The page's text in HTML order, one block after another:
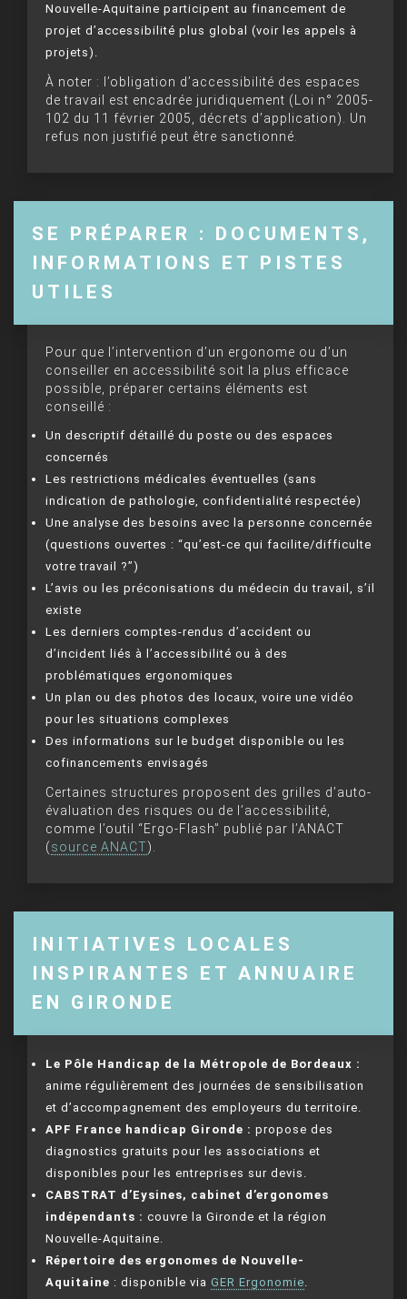
Nouvelle-Aquitaine participent au financement de
projet d’accessibilité plus global (voir les appels à
projets).
À noter : l’obligation d’accessibilité des espaces
de travail est encadrée juridiquement (Loi n° 2005-
102 du 11 février 2005, décrets d’application). Un
refus non justifié peut être sanctionné.
SE PRÉPARER : DOCUMENTS,
INFORMATIONS ET PISTES
UTILES
Pour que l’intervention d’un ergonome ou d’un
conseiller en accessibilité soit la plus efficace
possible, préparer certains éléments est
conseillé :
Un descriptif détaillé du poste ou des espaces
concernés
Les restrictions médicales éventuelles (sans
indication de pathologie, confidentialité respectée)
Une analyse des besoins avec la personne concernée
(questions ouvertes : “qu’est-ce qui facilite/difficulte
votre travail ?”)
L’avis ou les préconisations du médecin du travail, s’il
existe
Les derniers comptes-rendus d’accident ou
d’incident liés à l’accessibilité ou à des
problématiques ergonomiques
Un plan ou des photos des locaux, voire une vidéo
pour les situations complexes
Des informations sur le budget disponible ou les
cofinancements envisagés
Certaines structures proposent des grilles d’auto-
évaluation des risques ou de l’accessibilité,
comme l’outil “Ergo-Flash” publié par l’ANACT
(source ANACT).
INITIATIVES LOCALES
INSPIRANTES ET ANNUAIRE
EN GIRONDE
Le Pôle Handicap de la Métropole de Bordeaux :
anime régulièrement des journées de sensibilisation
et d’accompagnement des employeurs du territoire.
APF France handicap Gironde : propose des
diagnostics gratuits pour les associations et
disponibles pour les entreprises sur devis.
CABSTRAT d’Eysines, cabinet d’ergonomes
indépendants : couvre la Gironde et la région
Nouvelle-Aquitaine.
Répertoire des ergonomes de Nouvelle-
Aquitaine : disponible via GER Ergonomie